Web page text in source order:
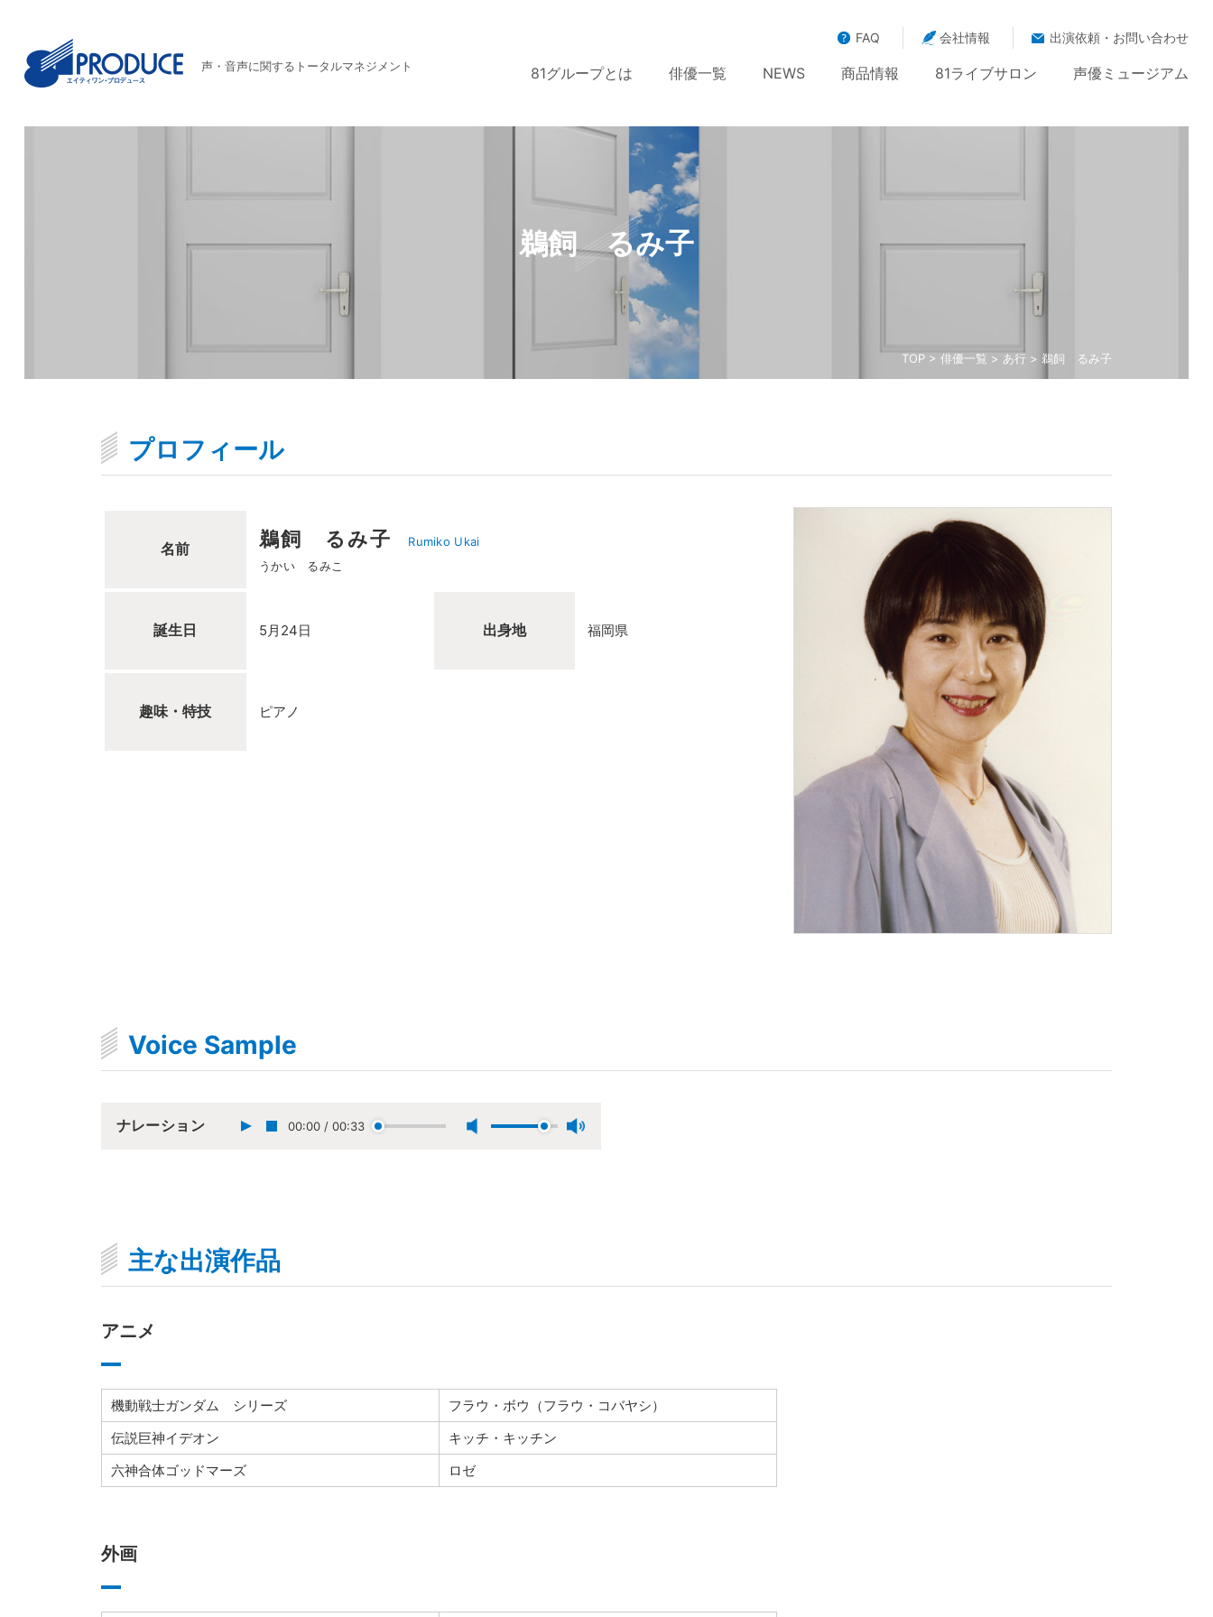
声・音声に関するトータルマネジメント
FAQ 会社情報 出演依頼・お問い合わせ
81グループとは 俳優一覧 NEWS 商品情報 81ライブサロン 声優ミュージアム
TOP> 俳優一覧 > あ行> 鵜飼 るみ子
鵜飼 るみ子
プロフィール
名前 鵜飼 るみ子
Rumiko Ukai
うかい るみこ
誕生日 5月24日 出身地 福岡県
趣味・特技 ピアノ
Voice Sample
ナレーション 00:00 / 00:33
主な出演作品
アニメ
機動戦士ガンダム シリーズ
フラウ・ボウ（フラウ・コバヤシ）
伝説巨神イデオン
キッチ・キッチン
六神合体ゴッドマーズ
ロゼ
外画